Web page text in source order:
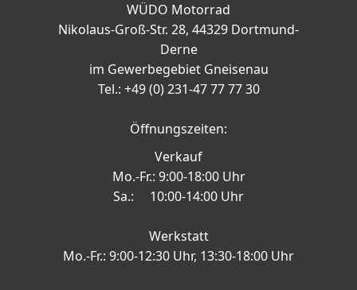
WÜDO Motorrad
Nikolaus-Groß-Str. 28, 44329 Dortmund-
Derne
im Gewerbegebiet Gneisenau
Tel.: +49 (0) 231-47 77 77 30
Öffnungszeiten:
Verkauf
Mo.-Fr.: 9:00-18:00 Uhr
Sa.: 10:00-14:00 Uhr
Werkstatt
Mo.-Fr.: 9:00-12:30 Uhr, 13:30-18:00 Uhr